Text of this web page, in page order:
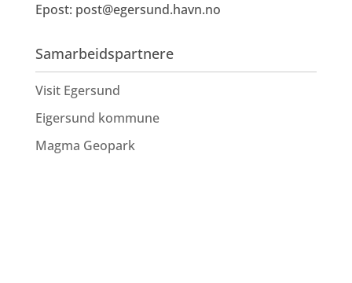
Epost: post@egersund.havn.no
Samarbeidspartnere
Visit Egersund
Eigersund kommune
Magma Geopark